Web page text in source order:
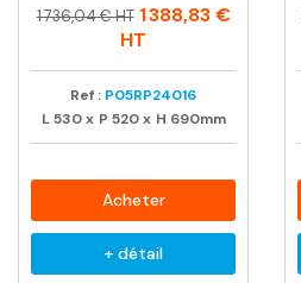
Prix
Prix
1 736,04 € HT 1 388,83 €
HT
Ref : P05RP24016
L 530 x P 520 x H 690mm
Acheter
+ détail